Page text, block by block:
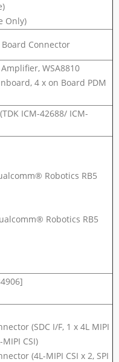
Only)
Connector
WSA8810
4 x on Board PDM
ICM-42688/ ICM-
Robotics RB5
Robotics RB5
(SDC I/F, 1 x 4L MIPI
MIPI CSI)
(4L-MIPI CSI x 2, SPI